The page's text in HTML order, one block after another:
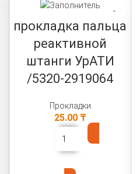
прокладка пальца
реактивной
штанги УрАТИ
/5320-2919064
Прокладки
25.00 ₸